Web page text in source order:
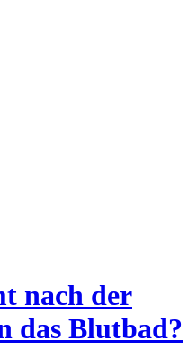
nach der
das Blutbad?